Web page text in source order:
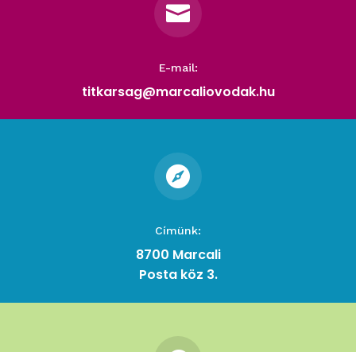

E-mail:
titkarsag@marcaliovodak.hu

Címünk:
8700 Marcali
Posta köz 3.